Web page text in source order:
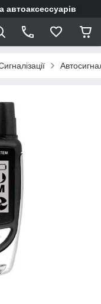
автоаксессуарів